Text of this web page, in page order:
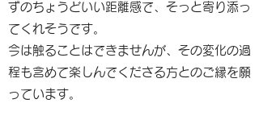
ずのちょうどいい距離感で、そっと寄り添っ
てくれそうです。
今は触ることはできませんが、その変化の過
程も含めて楽しんでくださる方とのご縁を願
っています。